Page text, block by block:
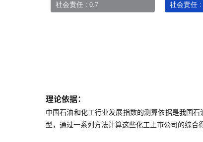
社会责任 : 0.7
社会责任 :
理论依据：
中国石油和化工行业发展指数的测算依据是我国
型，通过一系列方法计算这些化工上市公司的综合